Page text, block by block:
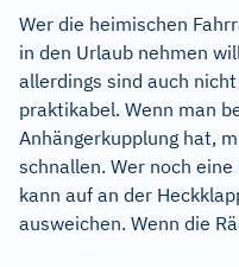
Wer die heimischen
in den Urlaub nehmen
allerdings sind auch
praktikabel. Wenn man
Anhängerkupplung hat,
schnallen. Wer noch
kann auf an der
ausweichen. Wenn die